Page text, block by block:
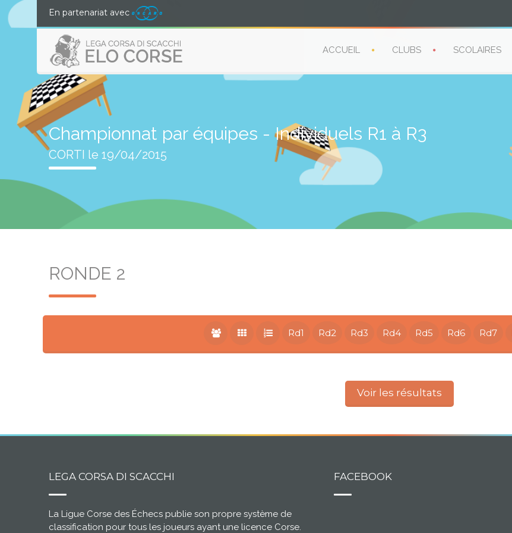
En partenariat avec
ACCUEIL CLUBS SCOLAIRES
Championnat par équipes - Individuels R1 à R3
CORTI le 19/04/2015
RONDE 2
Rd1 Rd2 Rd3 Rd4 Rd5 Rd6 Rd7
Voir les résultats
LEGA CORSA DI SCACCHI
La Ligue Corse des Échecs publie son propre système de
classification pour tous les joueurs ayant une licence Corse.
FACEBOOK